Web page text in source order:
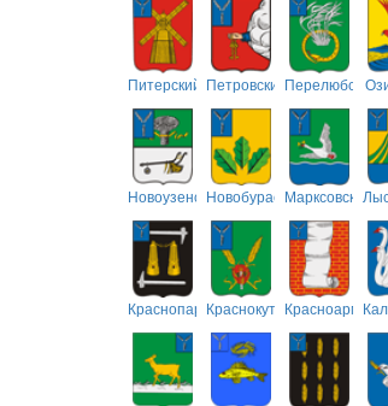
Питерский ПетровскийПерелюбский
НовоузенскийНовобурасскийМарксовский
Краснопартизанский
Краснокутский